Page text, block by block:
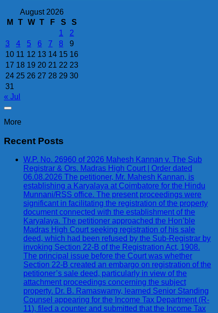
August 2026
M
T W T F S
S
1
2
3
4 5 6 7 8
9
10 11 12 13 14 15 16
17 18 19 20 21 22 23
24 25 26 27 28 29 30
31
« Jul
More
Recent Posts
W.P. No. 26960 of 2026 Mahesh Kannan v. The Sub
Registrar & Ors. Madras High Court | Order dated
06.08.2026 The petitioner, Mr. Mahesh Kannan, is
establishing a Karyalaya at Coimbatore for the Hindu
Munnani/RSS office. The present proceedings were
significant in facilitating the registration of the property
document connected with the establishment of the
Karyalaya. The petitioner approached the Hon’ble
Madras High Court seeking registration of his sale
deed, which had been refused by the Sub-Registrar by
invoking Section 22-B of the Registration Act, 1908.
The principal issue before the Court was whether
Section 22-B created an embargo on registration of the
petitioner’s sale deed, particularly in view of the
attachment proceedings concerning the subject
property. Dr. B. Ramaswamy, learned Senior Standing
Counsel appearing for the Income Tax Department (R-
11), filed a counter and submitted that the Income Tax